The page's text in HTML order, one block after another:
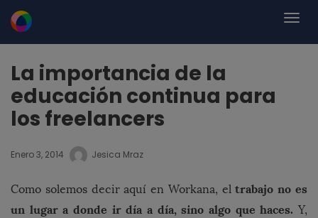
La importancia de la
educación continua para
los freelancers
Enero 3, 2014 Jesica Mraz
Como solemos decir aquí en Workana, eltrabajo no es
un lugara donde ir día a día, sino algo que haces. Y,